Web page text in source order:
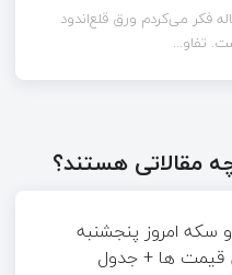
فکر می‌کردم ورق قلع‌اندود
تفاو...
مقالاتی هستند؟
سکه امروز پنجشنبه